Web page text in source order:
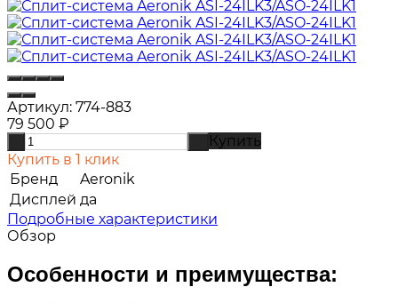
Артикул: 774-883
79 500 ₽
Купить
Купить в 1 клик
Бренд
Aeronik
Дисплей да
Подробные характеристики
Обзор
Особенности и преимущества: